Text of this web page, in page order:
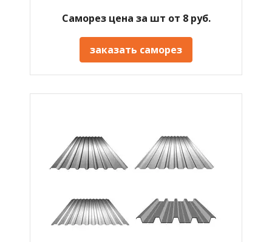
Саморез цена за шт от 8 руб.
заказать саморез